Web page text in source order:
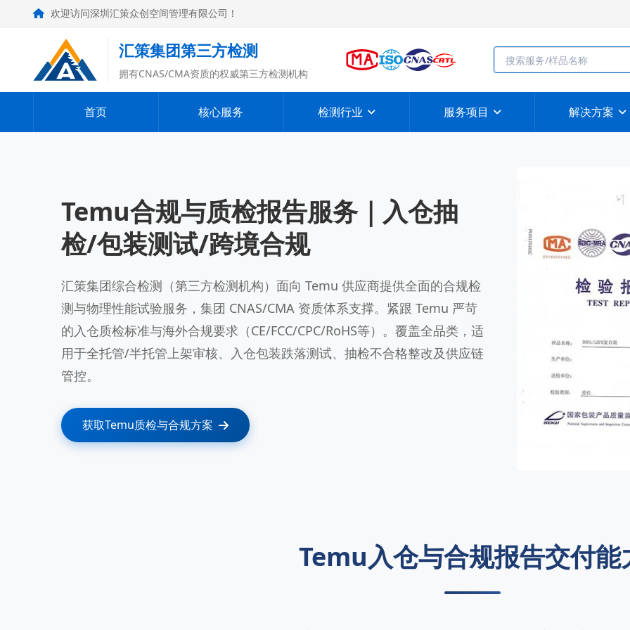
欢迎访问深圳汇策众创空间管理有限公司！
汇策集团第三方检测
拥有CNAS/CMA资质的权威第三方检测机构
首页 核心服务 检测行业 服务项目 解决方案
Temu合规与质检报告服务｜入仓抽
检/包装测试/跨境合规
汇策集团综合检测（第三方检测机构）面向 Temu 供应商提供全面的合规检
测与物理性能试验服务，集团 CNAS/CMA 资质体系支撑。紧跟 Temu 严苛
的入仓质检标准与海外合规要求（CE/FCC/CPC/RoHS等）。覆盖全品类，适
用于全托管/半托管上架审核、入仓包装跌落测试、抽检不合格整改及供应链
管控。
获取Temu质检与合规方案
Temu入仓与合规报告交付能